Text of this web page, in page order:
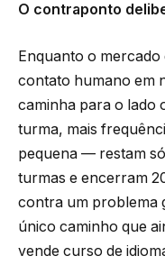
O contraponto
Enquanto o mercado
contato humano em
caminha para o lado
turma, mais
pequena — restam
turmas e encerram
contra um problema
único caminho que
vende curso de